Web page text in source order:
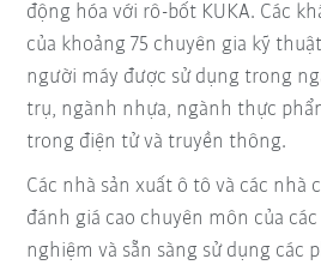
động hóa với rô-bốt KUKA. Các
của khoảng 75 chuyên gia kỹ
người máy được sử dụng trong
trụ, ngành nhựa, ngành thực
trong điện tử và truyền thông.
Các nhà sản xuất ô tô và các nhà
đánh giá cao chuyên môn của
nghiệm và sẵn sàng sử dụng các